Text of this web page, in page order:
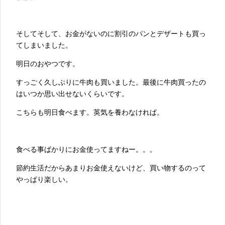
そしてそして、お金がないのに割引のパンとデザートも買っ
てしまいました。
明日のおやつです。
すっごく久しぶりに牛肉も買いました。最後に牛肉買ったの
はいつか思い出せないくらいです。
こちらも明日食べます。英気を養わなければ。
食べる事ばかりにお金使ってますねー。。。
節約生活だからあまりお金使えないけど、買い物するのって
やっぱり楽しい。